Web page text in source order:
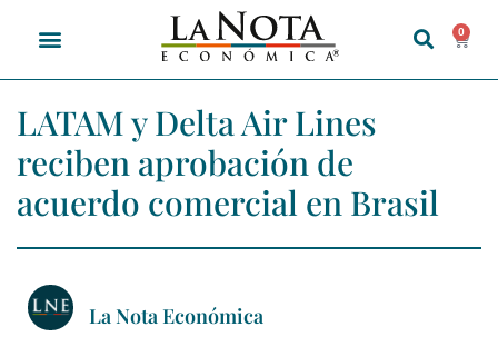
0
LATAM y Delta Air Lines
reciben aprobación de
acuerdo comercial en Brasil
La Nota Económica